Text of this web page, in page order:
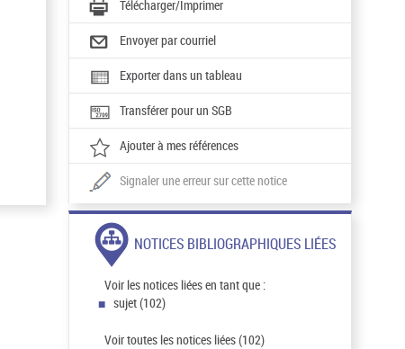
Télécharger/Imprimer
Envoyer par courriel
Exporter dans un tableau
Transférer pour un SGB
Ajouter à mes références
Signaler une erreur sur cette notice
NOTICES BIBLIOGRAPHIQUES LIÉES
Voir les notices liées en tant que :
sujet (102)
Voir toutes les notices liées (102)